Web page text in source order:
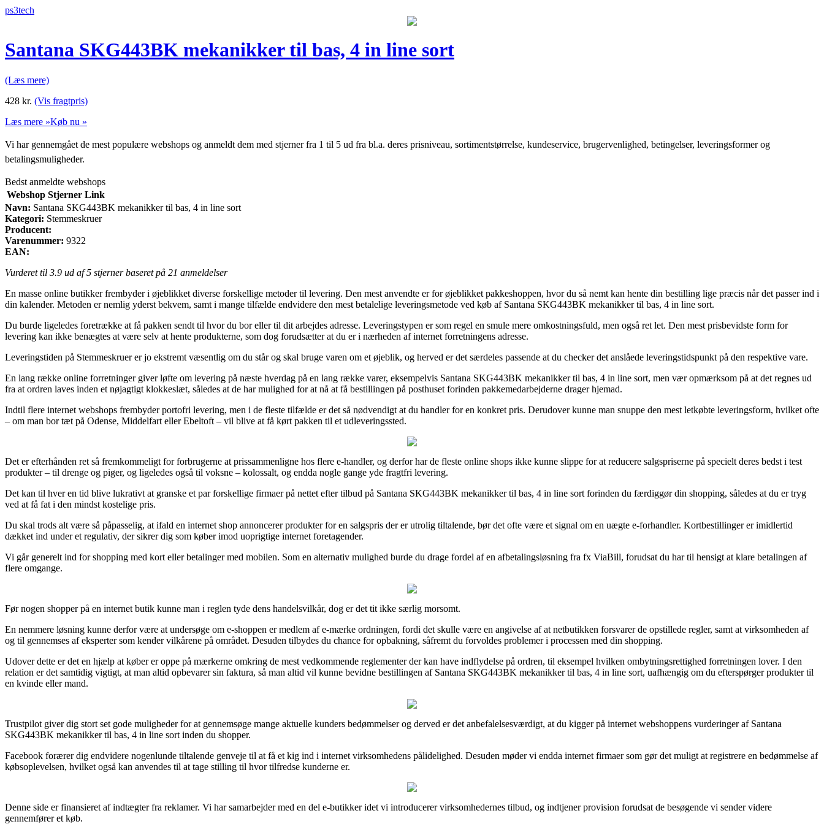
ps3tech
Santana SKG443BK mekanikker til bas, 4 in line sort
(Læs mere)
428 kr. (Vis fragtpris)
Læs mere »Køb nu »
Vi har gennemgået de mest populære webshops og anmeldt dem med stjerner fra 1 til 5 ud fra bl.a. deres prisniveau, sortimentstørrelse, kundeservice, brugervenlighed, betingelser, leveringsformer og
betalingsmuligheder.
Bedst anmeldte webshops
Webshop Stjerner Link
Navn: Santana SKG443BK mekanikker til bas, 4 in line sort
Kategori: Stemmeskruer
Producent:
Varenummer: 9322
EAN:
Vurderet til 3.9 ud af 5 stjerner baseret på 21 anmeldelser
En masse online butikker frembyder i øjeblikket diverse forskellige metoder til levering. Den mest anvendte er for øjeblikket pakkeshoppen, hvor du så nemt kan hente din bestilling lige præcis når det passer ind i
din kalender. Metoden er nemlig yderst bekvem, samt i mange tilfælde endvidere den mest betalelige leveringsmetode ved køb af Santana SKG443BK mekanikker til bas, 4 in line sort.
Du burde ligeledes foretrække at få pakken sendt til hvor du bor eller til dit arbejdes adresse. Leveringstypen er som regel en smule mere omkostningsfuld, men også ret let. Den mest prisbevidste form for
levering kan ikke benægtes at være selv at hente produkterne, som dog forudsætter at du er i nærheden af internet forretningens adresse.
Leveringstiden på Stemmeskruer er jo ekstremt væsentlig om du står og skal bruge varen om et øjeblik, og herved er det særdeles passende at du checker det anslåede leveringstidspunkt på den respektive vare.
En lang række online forretninger giver løfte om levering på næste hverdag på en lang række varer, eksempelvis Santana SKG443BK mekanikker til bas, 4 in line sort, men vær opmærksom på at det regnes ud
fra at ordren laves inden et nøjagtigt klokkeslæt, således at de har mulighed for at nå at få bestillingen på posthuset forinden pakkemedarbejderne drager hjemad.
Indtil flere internet webshops frembyder portofri levering, men i de fleste tilfælde er det så nødvendigt at du handler for en konkret pris. Derudover kunne man snuppe den mest letkøbte leveringsform, hvilket ofte
– om man bor tæt på Odense, Middelfart eller Ebeltoft – vil blive at få kørt pakken til et udleveringssted.
Det er efterhånden ret så fremkommeligt for forbrugerne at prissammenligne hos flere e-handler, og derfor har de fleste online shops ikke kunne slippe for at reducere salgspriserne på specielt deres bedst i test
produkter – til drenge og piger, og ligeledes også til voksne – kolossalt, og endda nogle gange yde fragtfri levering.
Det kan til hver en tid blive lukrativt at granske et par forskellige firmaer på nettet efter tilbud på Santana SKG443BK mekanikker til bas, 4 in line sort forinden du færdiggør din shopping, således at du er tryg
ved at få fat i den mindst kostelige pris.
Du skal trods alt være så påpasselig, at ifald en internet shop annoncerer produkter for en salgspris der er utrolig tiltalende, bør det ofte være et signal om en uægte e-forhandler. Kortbestillinger er imidlertid
dækket ind under et regulativ, der sikrer dig som køber imod uoprigtige internet foretagender.
Vi går generelt ind for shopping med kort eller betalinger med mobilen. Som en alternativ mulighed burde du drage fordel af en afbetalingsløsning fra fx ViaBill, forudsat du har til hensigt at klare betalingen af
flere omgange.
Før nogen shopper på en internet butik kunne man i reglen tyde dens handelsvilkår, dog er det tit ikke særlig morsomt.
En nemmere løsning kunne derfor være at undersøge om e-shoppen er medlem af e-mærke ordningen, fordi det skulle være en angivelse af at netbutikken forsvarer de opstillede regler, samt at virksomheden af
og til gennemses af eksperter som kender vilkårene på området. Desuden tilbydes du chance for opbakning, såfremt du forvoldes problemer i processen med din shopping.
Udover dette er det en hjælp at køber er oppe på mærkerne omkring de mest vedkommende reglementer der kan have indflydelse på ordren, til eksempel hvilken ombytningsrettighed forretningen lover. I den
relation er det samtidig vigtigt, at man altid opbevarer sin faktura, så man altid vil kunne bevidne bestillingen af Santana SKG443BK mekanikker til bas, 4 in line sort, uafhængig om du efterspørger produkter til
en kvinde eller mand.
Trustpilot giver dig stort set gode muligheder for at gennemsøge mange aktuelle kunders bedømmelser og derved er det anbefalelsesværdigt, at du kigger på internet webshoppens vurderinger af Santana
SKG443BK mekanikker til bas, 4 in line sort inden du shopper.
Facebook forærer dig endvidere nogenlunde tiltalende genveje til at få et kig ind i internet virksomhedens pålidelighed. Desuden møder vi endda internet firmaer som gør det muligt at registrere en bedømmelse af
købsoplevelsen, hvilket også kan anvendes til at tage stilling til hvor tilfredse kunderne er.
Denne side er finansieret af indtægter fra reklamer. Vi har samarbejder med en del e-butikker idet vi introducerer virksomhedernes tilbud, og indtjener provision forudsat de besøgende vi sender videre
gennemfører et køb.